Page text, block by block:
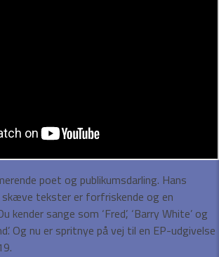
poet og publikumsdarling. Hans
skæve tekster er forfriskende og en
kender sange som ‘Fred’, ‘Barry White’ og
Og nu er spritnye på vej til en EP-udgivelse